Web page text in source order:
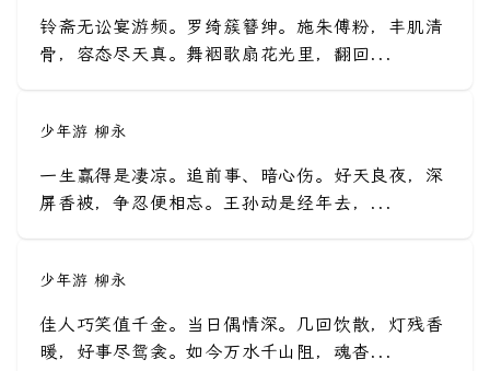
铃斋无讼宴游频。罗绮簇簪绅。施朱傅粉，丰肌清
骨，容态尽天真。舞裀歌扇花光里，翻回...
少年游 柳永
一生赢得是凄凉。追前事、暗心伤。好天良夜，深
屏香被，争忍便相忘。王孙动是经年去，...
少年游 柳永
佳人巧笑值千金。当日偶情深。几回饮散，灯残香
暖，好事尽鸳衾。如今万水千山阻，魂杳...